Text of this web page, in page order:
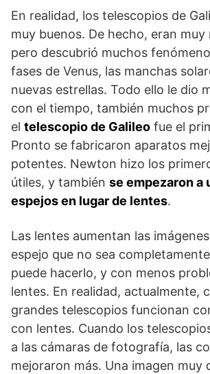
En realidad, los telescopios de
muy buenos. De hecho, eran muy
pero descubrió muchos
fases de Venus, las manchas
nuevas estrellas. Todo ello le dio
con el tiempo, también muchos
el telescopio de Galileo fue el
Pronto se fabricaron aparatos
potentes. Newton hizo los
útiles, y también se empezaron a
espejos en lugar de lentes.
Las lentes aumentan las
espejo que no sea
puede hacerlo, y con menos
lentes. En realidad, actualmente,
grandes telescopios funcionan
con lentes. Cuando los
a las cámaras de fotografía, las
mejoraron más. Una imagen muy